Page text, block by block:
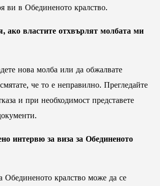
ви в Обединеното кралство.
ако властите отхвърлят молбата ми
нова молба или да обжалвате
че то е неправилно. Прегледайте
и при необходимост представете
интервю за виза за Обединеното
Обединеното кралство може да се